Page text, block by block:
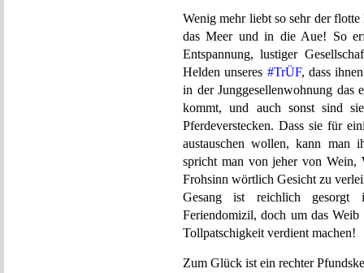
Wenig mehr liebt so sehr der
das Meer und in die Aue! So
Entspannung, lustiger
Helden unseres #TrÜF, dass
in der Junggesellenwohnung das
kommt, und auch sonst sind
Pferdeverstecken.Dass sie für
austauschen wollen, kann man
spricht man von jeher von Wein,
Frohsinn wörtlich Gesicht zu
Gesang ist reichlich gesorgt
Feriendomizil, doch um das Weib
Tollpatschigkeit verdient machen!
Zum Glück ist ein rechter